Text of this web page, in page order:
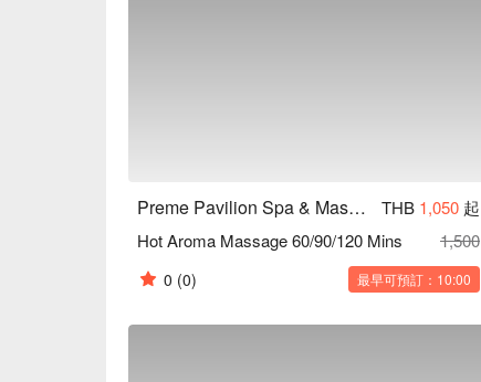
Preme Pavilion Spa & Massage (Iconsiam) THB 1,050 起
Hot Aroma Massage 60/90/120 Mins
1,500
0 (0) 最早可預訂：10:00